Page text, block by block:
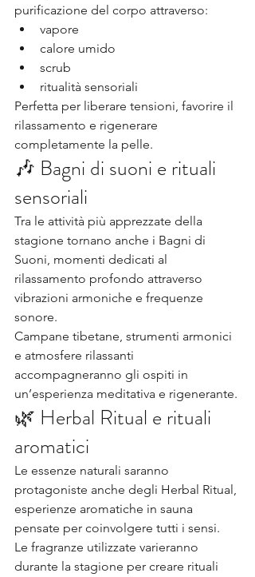
purificazione del corpo attraverso:
vapore
calore umido
scrub
ritualità sensoriali
Perfetta per liberare tensioni, favorire il
rilassamento e rigenerare
completamente la pelle.
🎶 Bagni di suoni e rituali
sensoriali
Tra le attività più apprezzate della
stagione tornano anche i Bagni di
Suoni, momenti dedicati al
rilassamento profondo attraverso
vibrazioni armoniche e frequenze
sonore.
Campane tibetane, strumenti armonici
e atmosfere rilassanti
accompagneranno gli ospiti in
un’esperienza meditativa e rigenerante.
🌿 Herbal Ritual e rituali
aromatici
Le essenze naturali saranno
protagoniste anche degli Herbal Ritual,
esperienze aromatiche in sauna
pensate per coinvolgere tutti i sensi.
Le fragranze utilizzate varieranno
durante la stagione per creare rituali